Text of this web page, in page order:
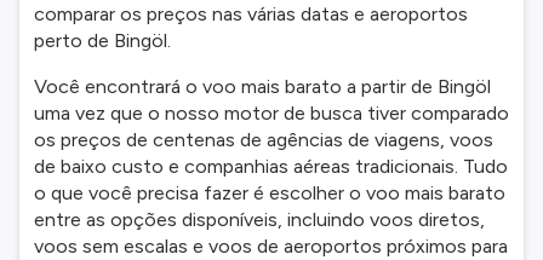
comparar os preços nas várias datas e aeroportos
perto de Bingöl.
Você encontrará o voo mais barato a partir de Bingöl
uma vez que o nosso motor de busca tiver comparado
os preços de centenas de agências de viagens, voos
de baixo custo e companhias aéreas tradicionais. Tudo
o que você precisa fazer é escolher o voo mais barato
entre as opções disponíveis, incluindo voos diretos,
voos sem escalas e voos de aeroportos próximos para